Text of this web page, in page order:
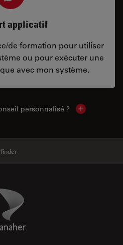
applicatif
de formation pour utiliser
ou pour exécuter une
avec mon système.
personnalisé ? Show local
Logo